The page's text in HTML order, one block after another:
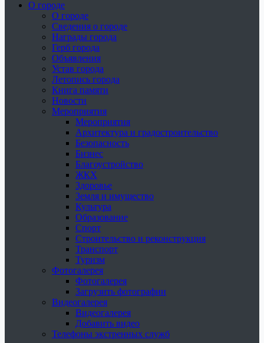
О городе
О городе
Сведения о городе
Награды города
Герб города
Объявления
Устав города
Летопись города
Книга памяти
Новости
Мероприятия
Мероприятия
Архитектура и градостроительство
Безопасность
Бизнес
Благоустройство
ЖКХ
Здоровье
Земля и имущество
Культура
Образование
Спорт
Строительство и реконструкция
Транспорт
Туризм
Фотогалерея
Фотогалерея
Загрузить фотографии
Видеогалерея
Видеогалерея
Добавить видео
Телефоны экстренных служб